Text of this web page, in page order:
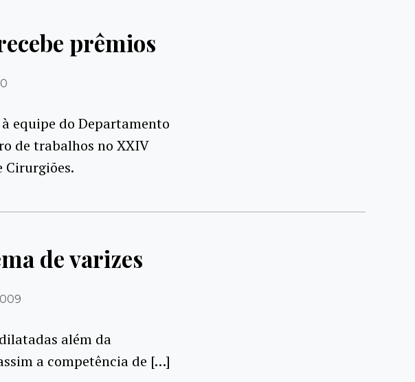
prêmios
equipe do Departamento
de trabalhos no XXIV
Cirurgiões.
de varizes
além da
a competência de […]